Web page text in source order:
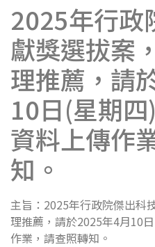
2025年行政
獻獎選拔案
理推薦，請
10日(星期
資料上傳作
知。
主旨：2025年行政院傑出科
理推薦，請於2025年4月10
作業，請查照轉知。